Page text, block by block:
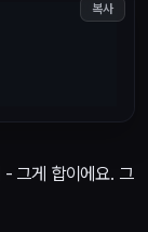
복사
그게 합이에요. 그